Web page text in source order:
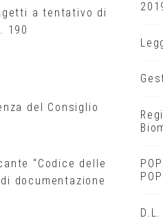
a tentativo di
190
del Consiglio
“Codice delle
documentazione
POP